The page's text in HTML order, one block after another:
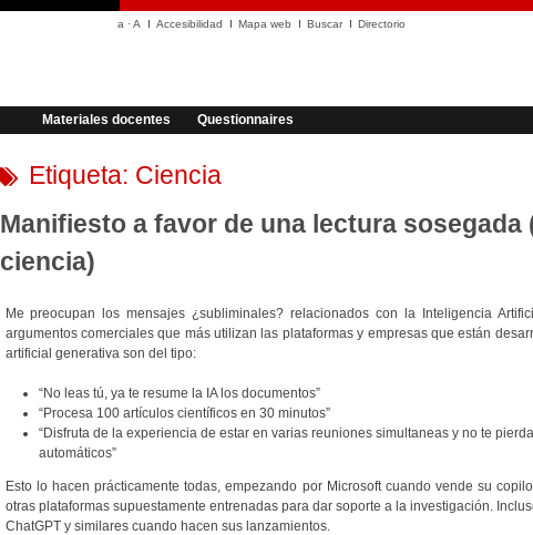
a ·A Accesibilidad Mapa web Buscar Directorio
Materiales docentes Questionnaires
Etiqueta: Ciencia
Manifiesto a favor de una lectura sosegada
ciencia)
Me preocupan los mensajes ¿subliminales? relacionados con la Inteligencia
argumentos comerciales que más utilizan las plataformas y empresas que están
artificial generativa son del tipo:
“No leas tú, ya te resume la IA los documentos”
“Procesa 100 artículos científicos en 30 minutos”
“Disfruta de la experiencia de estar en varias reuniones simultaneas y no te
automáticos”
Esto lo hacen prácticamente todas, empezando por Microsoft cuando vende su
otras plataformas supuestamente entrenadas para dar soporte a la investigación.
ChatGPT y similares cuando hacen sus lanzamientos.